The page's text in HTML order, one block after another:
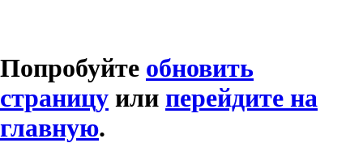
Попробуйте обновить
страницу или перейдите на
главную.